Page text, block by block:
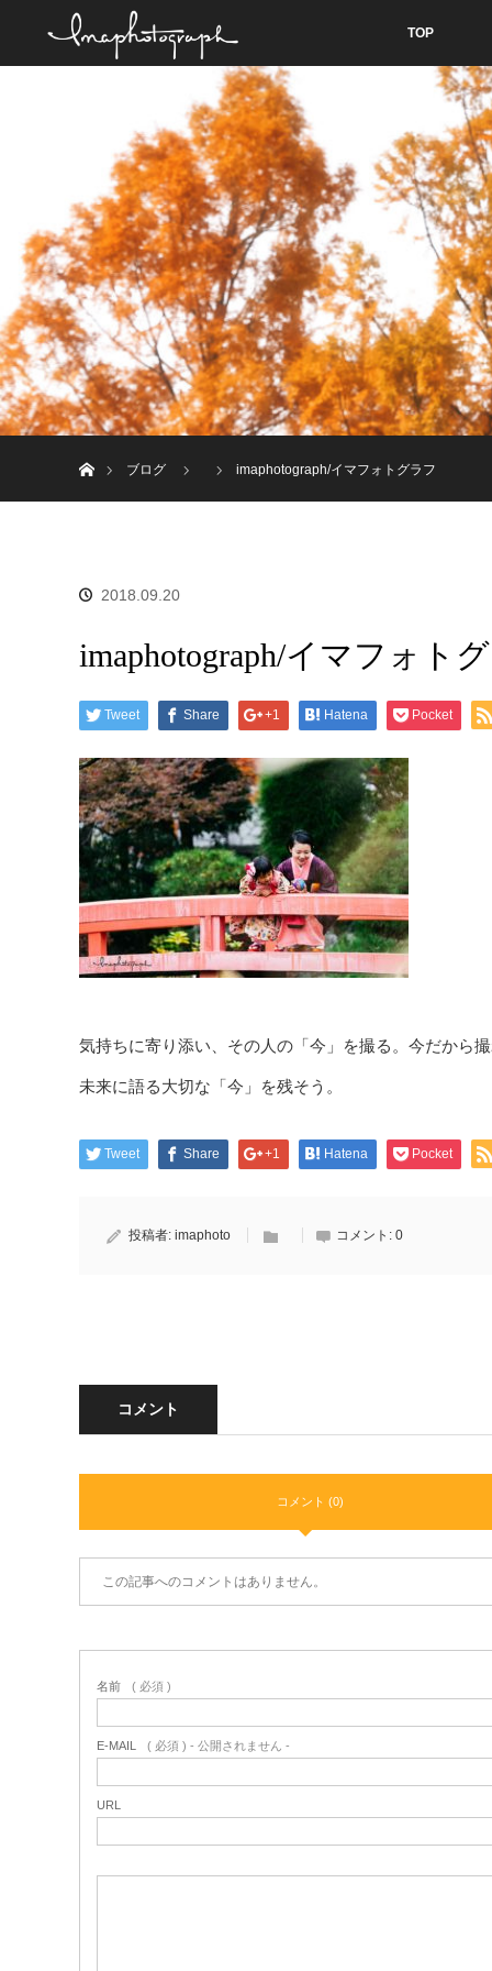
TOP
ブログ
imaphotograph/イマフォトグラフ
2018.09.20
imaphotograph/イマフォト
Tweet Share +1 Hatena Pocket
気持ちに寄り添い、その人の「今」を撮る。今だから撮
未来に語る大切な「今」を残そう。
Tweet Share +1 Hatena Pocket
投稿者: imaphoto コメント: 0
コメント
コメント (0)
この記事へのコメントはありません。
名前 ( 必須 )
E-MAIL ( 必須 ) - 公開されません -
URL